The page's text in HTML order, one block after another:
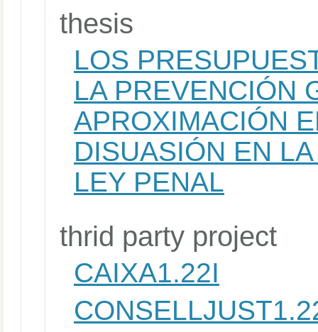
thesis
LOS
LA PREVENCIÓN
APROXIMACIÓN
DISUASIÓN EN
LEY PENAL
thrid party project
CAIXA1.22I